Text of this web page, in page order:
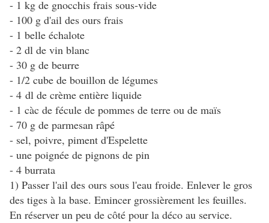
- 1 kg de gnocchis frais sous-vide
- 100 g d'ail des ours frais
- 1 belle échalote
- 2 dl de vin blanc
- 30 g de beurre
- 1/2 cube de bouillon de légumes
- 4 dl de crème entière liquide
- 1 càc de fécule de pommes de terre ou de maïs
- 70 g de parmesan râpé
- sel, poivre, piment d'Espelette
- une poignée de pignons de pin
- 4 burrata
1) Passer l'ail des ours sous l'eau froide. Enlever le gros
des tiges à la base. Emincer grossièrement les feuilles.
En réserver un peu de côté pour la déco au service.